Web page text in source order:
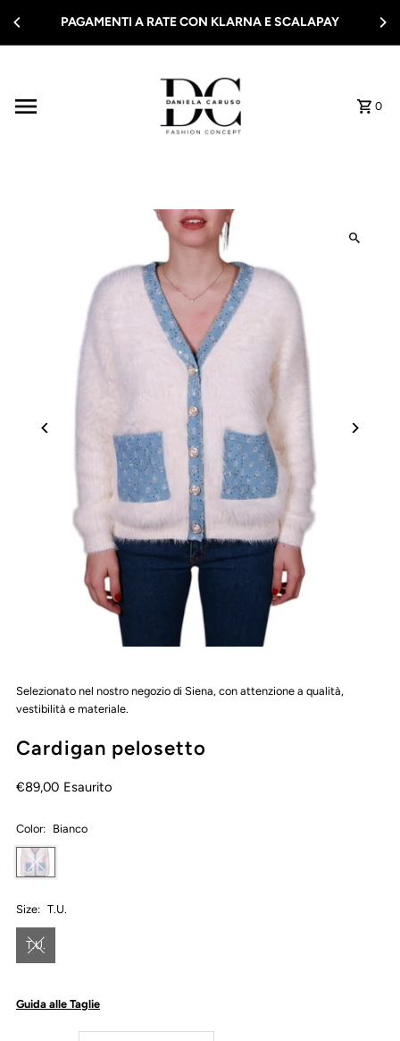
Vai direttamente ai contenuti
PAGAMENTI A RATE CON KLARNA E SCALAPAY
0
Selezionato nel nostro negozio di Siena, con attenzione a qualità,
vestibilità e materiale.
Cardigan pelosetto
€89,00 Esaurito
Color: Bianco
Size: T.U.
T.U.
Guida alle Taglie